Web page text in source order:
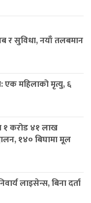
र सुविधा, नयाँ तलबमान
एक महिलाको मृत्यु, ६
१ करोड ४१ लाख
१४० बिघामा मूल
लाइसेन्स, बिना दर्ता